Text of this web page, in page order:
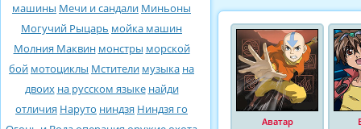
машины Мечи и сандали Миньоны
Могучий Рыцарь мойка машин
Молния Маквин монстры морской
бой мотоциклы Мстители музыка на
двоих на русском языке найди
отличия Наруто ниндзя Ниндзя го
Аватар